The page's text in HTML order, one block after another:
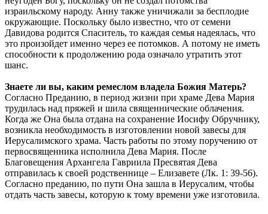
израильскому народу. Анну также уничижали за бесплодие
окружающие. Поскольку было известно, что от семени
Давидова родится Спаситель, то каждая семья надеялась, что
это произойдет именно через ее потомков. А потому не иметь
способности к продолжению рода означало утратить этот
шанс.
Знаете ли вы, каким ремеслом владела Божия Матерь?
Согласно Преданию, в период жизни при храме Дева Мария
трудилась над пряжей и шила священнические облачения.
Когда же Она была отдана на сохранение Иосифу Обручнику,
возникла необходимость в изготовлении новой завесы для
Иерусалимского храма. Часть работы по этому поручению от
первосвященника исполнила Дева Мария. После
Благовещения Архангела Гавриила Пресвятая Дева
отправилась к своей родственнице – Елизавете (Лк. 1: 39-56).
Согласно преданию, по пути Она зашла в Иерусалим, чтобы
отдать часть завесы, которую к тому времени уже изготовила.